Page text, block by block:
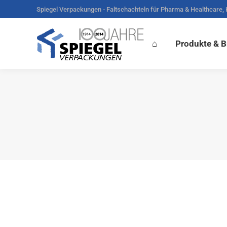
Spiegel Verpackungen - Faltschachteln für Pharma &
⌂ Produkte &
⌂ Produkte & Branchen